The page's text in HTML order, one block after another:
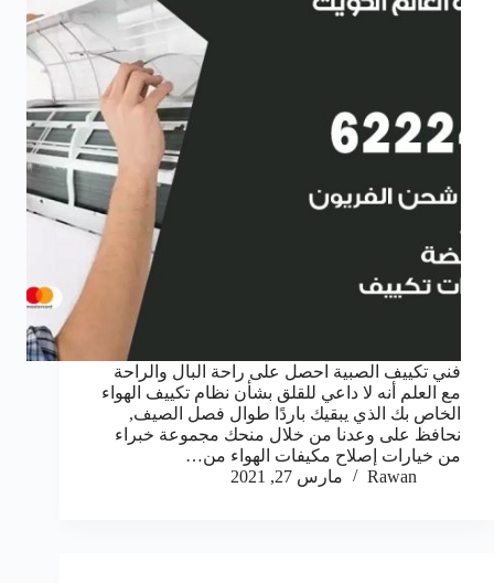
فني تكييف الصبية احصل على راحة البال والراحة
مع العلم أنه لا داعي للقلق بشأن نظام تكييف الهواء
الخاص بك الذي يبقيك باردًا طوال فصل الصيف,
نحافظ على وعدنا من خلال منحك مجموعة خبراء
من خيارات إصلاح مكيفات الهواء من…
Rawan
مارس 27, 2021